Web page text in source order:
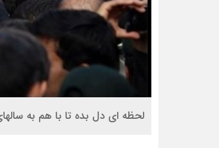
لحظه ای دل بده تا با هم به